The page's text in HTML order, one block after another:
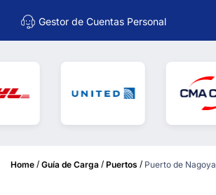
Gestor de Cuentas Personal
Home / Guía de Carga / Puertos / Puerto de Nagoya